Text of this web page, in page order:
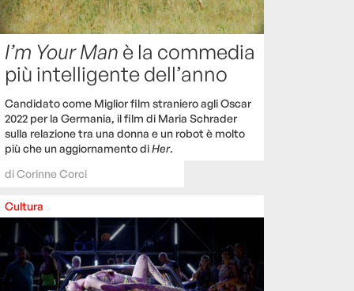
I’m Your Man è la commedia
più intelligente dell’anno
Candidato come Miglior film straniero agli Oscar
2022 per la Germania, il film di Maria Schrader
sulla relazione tra una donna e un robot è molto
più che un aggiornamento diHer.
diCorinne Corci
Cultura